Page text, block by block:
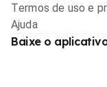
Termos de uso e
Ajuda
Baixe o